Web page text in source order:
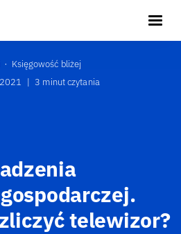
Księgowość bliżej
| 3 minut czytania
telewizor?